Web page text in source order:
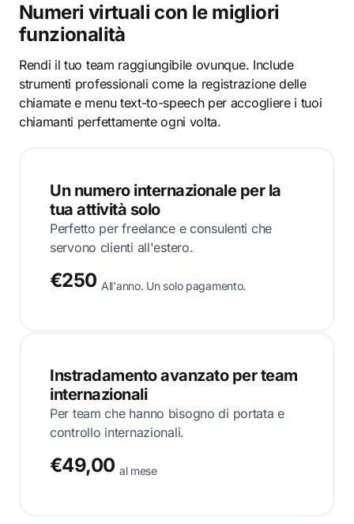
Numeri virtuali con le migliori
funzionalità
Rendi il tuo team raggiungibile ovunque. Include
strumenti professionali come la registrazione delle
chiamate e menu text-to-speech per accogliere i tuoi
chiamanti perfettamente ogni volta.
Un numero internazionale per la
tua attività solo
Perfetto per freelance e consulenti che
servono clienti all'estero.
€250 All'anno. Un solo pagamento.
Instradamento avanzato per team
internazionali
Per team che hanno bisogno di portata e
controllo internazionali.
€49,00 al mese